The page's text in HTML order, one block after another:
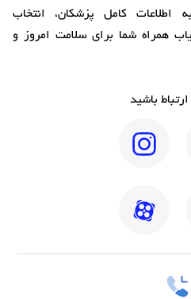
اطلاعات کامل پزشکان، انتخاب
همراه شما برای سلامت امروز و
ارتباط باشید